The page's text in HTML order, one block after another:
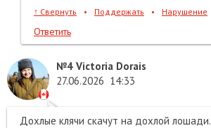
↑ Свернуть • Поддержать • Нарушение
Ответить
№4 Victoria Dorais
27.06.2026 14:33
Дохлые клячи скачут на дохлой лошади.